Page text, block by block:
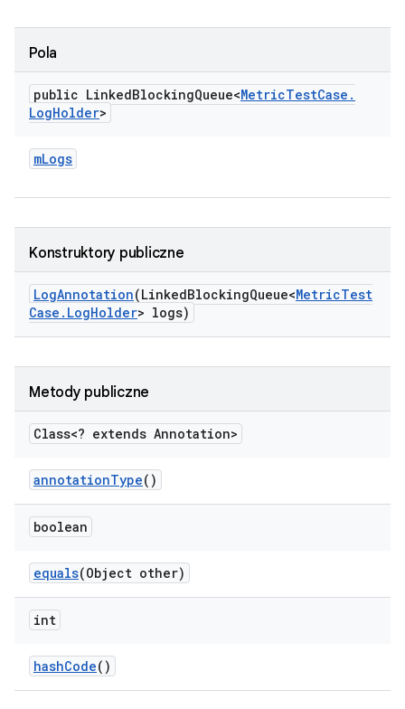
Pola
public LinkedBlockingQueue<MetricTestCase .
LogHolder>
mLogs
Konstruktory publiczne
LogAnnotation(LinkedBlockingQueue<MetricTest
Case . LogHolder> logs)
Metody publiczne
Class<? extends Annotation>
annotationType()
boolean
equals(Object other)
int
hashCode()